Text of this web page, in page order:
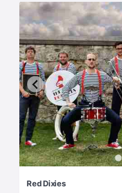
Red Dixies